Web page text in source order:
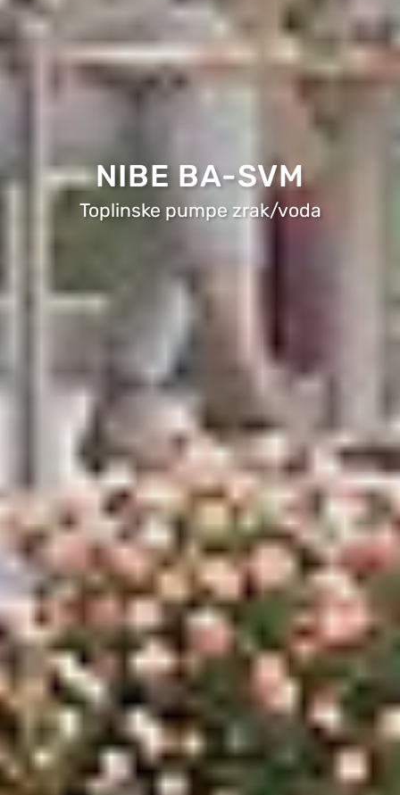
NIBE BA-SVM
Toplinske pumpe zrak/voda